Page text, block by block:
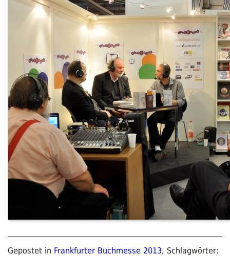
Gepostet in Frankfurter Buchmesse 2013, Schlagwörter: